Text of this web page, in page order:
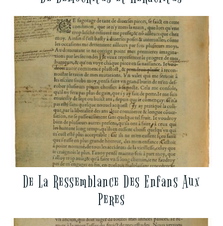
De La Ressemblance Des Enfans Aux
Peres